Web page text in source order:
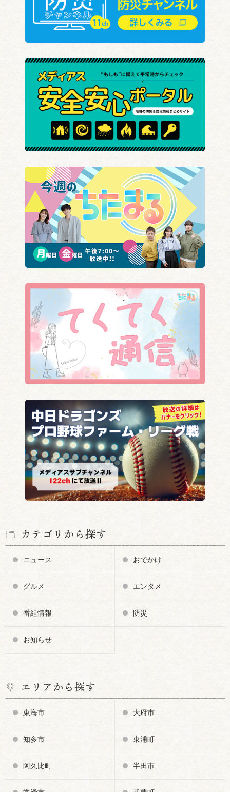
カテゴリから探す
ニュース おでかけ
グルメ エンタメ
番組情報 防災
お知らせ
エリアから探す
東海市 大府市
知多市 東浦町
阿久比町 半田市